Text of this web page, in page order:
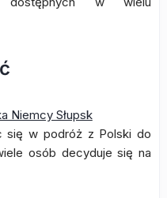
Niemcy Słupsk
się w podróż z Polski do
osób decyduje się na